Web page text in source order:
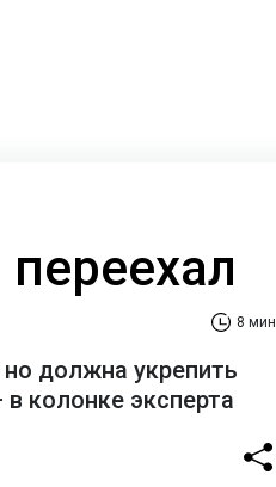
8 мин
должна укрепить
колонке эксперта